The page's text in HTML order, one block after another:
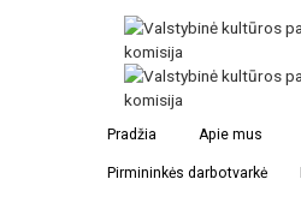
Pradžia Apie mus
Pirmininkės darbotvarkė